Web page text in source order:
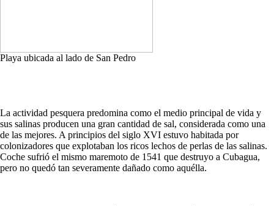
Playa ubicada al lado de San Pedro
La actividad pesquera predomina como el medio principal de vida y
sus salinas producen una gran cantidad de sal, considerada como una
de las mejores. A principios del siglo XVI estuvo habitada por
colonizadores que explotaban los ricos lechos de perlas de las salinas.
Coche sufrió el mismo maremoto de 1541 que destruyo a Cubagua,
pero no quedó tan severamente dañado como aquélla.